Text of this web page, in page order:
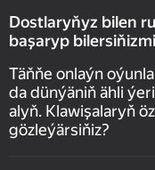
Dostlaryňyz bilen
başaryp
Täňňe onlaýn
da dünýäniň ähli
alyň. Klawişalaryň
gözleýärsiňiz?